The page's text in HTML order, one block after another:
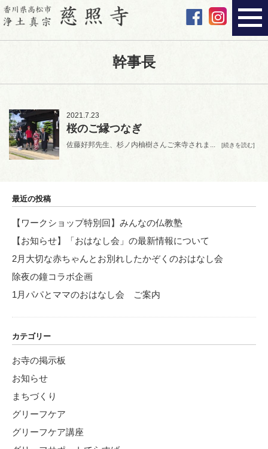
幹事長
2021.7.23
桜のご縁つなぎ
佐藤好邦先生、杉ノ内柚樹さんご来寺されま... [続きを読む]
最近の投稿
【ワークショップ特別回】みんなの仏教塾
【お知らせ】「おはなし会」の最新情報について
2月大切な赤ちゃんとお別れしたかぞくのおはなし会
除夜の鐘コラボ企画
1月パパとママのおはなし会 ご案内
カテゴリー
お寺の掲示板
お知らせ
まちづくり
グリーフケア
グリーフケア講座